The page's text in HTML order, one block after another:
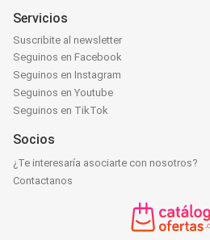
Servicios
Suscribite al newsletter
Seguinos en Facebook
Seguinos en Instagram
Seguinos en Youtube
Seguinos en TikTok
Socios
¿Te interesaría asociarte con nosotros?
Contactanos